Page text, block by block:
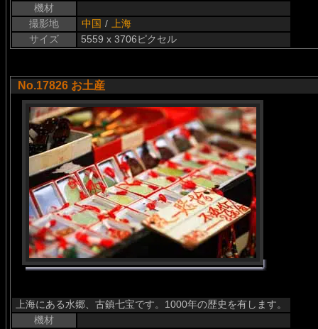
機材
撮影地
中国 /
上海
サイズ
5559 x 3706ピクセル
No.17826 お土産
上海にある水郷、古鎮七宝です。1000年の歴史を有します。
機材